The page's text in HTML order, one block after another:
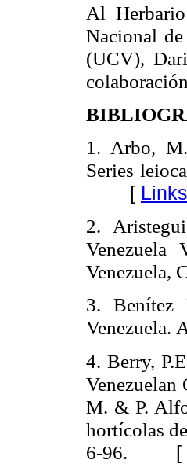
Al
Nacional
(UCV),
1. Arbo,
Series
[ Links
2.
Venezuela,
3. Benítez
Venezuela.
4. Berry,
Venezuelan
M. & P.
hortícolas
6-96.
[